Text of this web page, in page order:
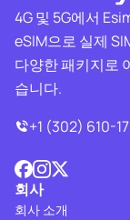
4G 및 5G에서
eSIM으로 실제
다양한 패키지로
습니다.
+1 (302) 610-
회사
회사 소개